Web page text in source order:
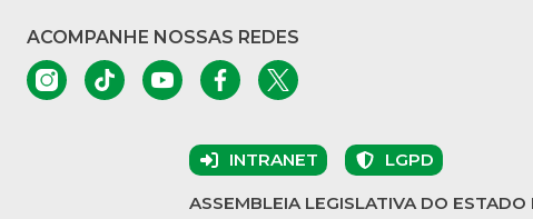
ACOMPANHE NOSSAS REDES
INTRANET LGPD
ASSEMBLEIA LEGISLATIVA DO ESTADO